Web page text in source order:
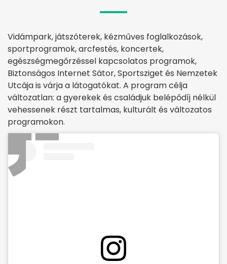
Vidámpark, játszóterek, kézműves foglalkozások,
sportprogramok, arcfestés, koncertek,
egészségmegőrzéssel kapcsolatos programok,
Biztonságos Internet Sátor, Sportsziget és Nemzetek
Utcája is várja a látogatókat. A program célja
változatlan: a gyerekek és családjuk belépődíj nélkül
vehessenek részt tartalmas, kulturált és változatos
programokon.